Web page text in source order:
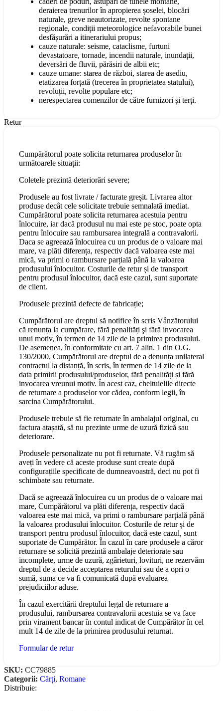
deraierea trenurilor în apropierea șoselei, blocări
naturale, greve neautorizate, revolte spontane
regionale, condiții meteorologice nefavorabile bunei
desfășurări a itinerariului propus;
cauze naturale: seisme, cataclisme, furtuni
devastatoare, tornade, incendii naturale, inundații,
deversări de fluvii, părăsiri de albii etc;
cauze umane: starea de război, starea de asediu,
etatizarea forțată (trecerea în proprietatea statului),
revoluții, revolte populare etc;
nerespectarea comenzilor de către furnizori și terți.
Retur
Cumpărătorul poate solicita returnarea produselor în
următoarele situații:
Coletele prezintă deteriorări severe;
Produsele au fost livrate / facturate greșit. Livrarea altor
produse decât cele solicitate trebuie semnalată imediat.
Cumpărătorul poate solicita returnarea acestuia pentru
înlocuire, iar dacă produsul nu mai este pe stoc, poate opta
pentru înlocuire sau rambursarea integrală a contravalorii.
Daca se agreează înlocuirea cu un produs de o valoare mai
mare, va plăti diferența, respectiv dacă valoarea este mai
mică, va primi o rambursare parțială până la valoarea
produsului înlocuitor. Costurile de retur și de transport
pentru produsul înlocuitor, dacă este cazul, sunt suportate
de client.
Produsele prezintă defecte de fabricație;
Cumpărătorul are dreptul să notifice în scris Vânzătorului
că renunța la cumpărare, fără penalități şi fără invocarea
unui motiv, în termen de 14 zile de la primirea produsului.
De asemenea, în conformitate cu art. 7 alin. 1 din O.G.
130/2000, Cumpărătorul are dreptul de a denunța unilateral
contractul la distanță, în scris, în termen de 14 zile de la
data primirii produsului/produselor, fără penalități și fără
invocarea vreunui motiv. În acest caz, cheltuielile directe
de returnare a produselor vor cădea, conform legii, în
sarcina Cumpărătorului.
Produsele trebuie să fie returnate în ambalajul original, cu
factura atașată, să nu prezinte urme de uzură fizică sau
deteriorare.
Produsele personalizate nu pot fi returnate. Vă rugăm să
aveți în vedere că aceste produse sunt create după
configurațiile specificate de dumneavoastră, deci nu pot fi
schimbate sau returnate.
Dacă se agreează înlocuirea cu un produs de o valoare mai
mare, Cumpărătorul va plăti diferența, respectiv dacă
valoarea este mai mică, va primi o rambursare parțială până
la valoarea produsului înlocuitor. Costurile de retur și de
transport pentru produsul înlocuitor, dacă este cazul, sunt
suportate de Cumpărător. În cazul în care produsele a căror
returnare se solicită prezintă ambalaje deteriorate sau
incomplete, urme de uzură, zgârieturi, lovituri, ne rezervăm
dreptul de a decide acceptarea returului sau de a opri o
sumă, suma ce va fi comunicată după evaluarea
prejudiciilor aduse.
În cazul exercitării dreptului legal de returnare a
produsului, rambursarea contravalorii acestuia se va face
prin virament bancar în contul indicat de Cumpărător în cel
mult 14 de zile de la primirea produsului returnat.
Formular de retur
SKU: CC79885
Categorii: Cărți, Romane
Distribuie: